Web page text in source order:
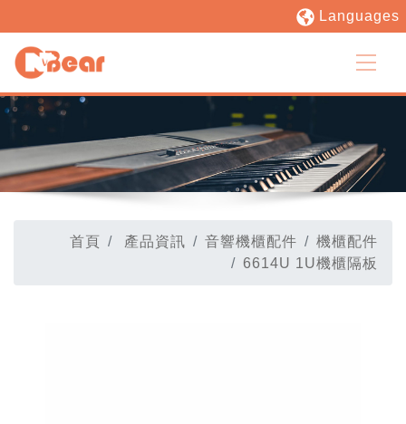
Languages
首頁 產品資訊 音響機櫃配件
機櫃配件
6614U 1U機櫃隔板